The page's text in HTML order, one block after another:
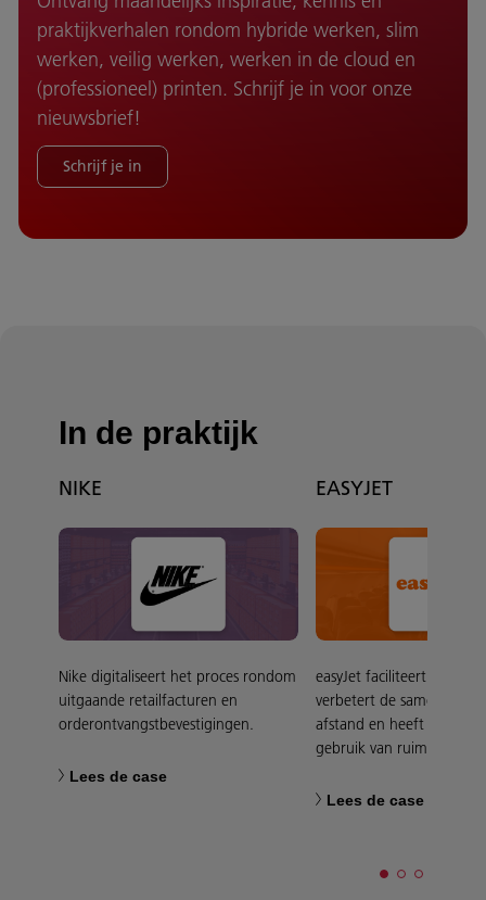
praktijkverhalen rondom hybride werken, slim
werken, veilig werken, werken in de cloud en
(professioneel) printen. Schrijf je in voor onze
nieuwsbrief!
Schrijf je in
In de praktijk
NIKE
Nike digitaliseert het proces rondom
uitgaande retailfacturen en
orderontvangstbevestigingen.
Lees de case
EASYJET
easyJet faciliteert
verbetert de
afstand en heeft grip op
gebruik van ruimtes.
Lees de case